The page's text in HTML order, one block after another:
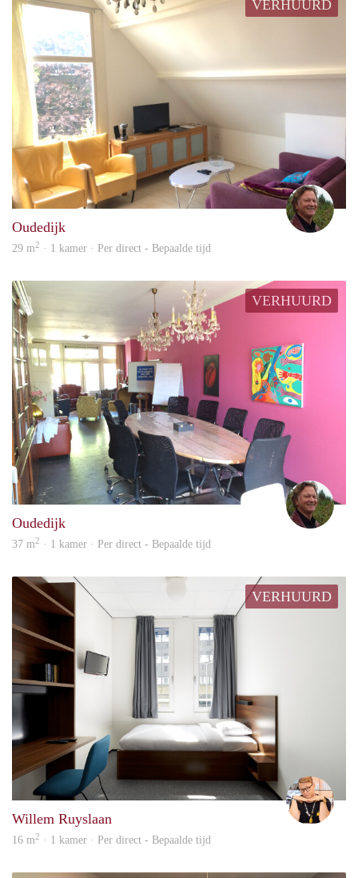
VERHUURD
Oudedijk
29 m2 · 1 kamer · Per direct - Bepaalde tijd
VERHUURD
Oudedijk
37 m2 · 1 kamer · Per direct - Bepaalde tijd
VERHUURD
Willem Ruyslaan
16 m2 · 1 kamer · Per direct - Bepaalde tijd